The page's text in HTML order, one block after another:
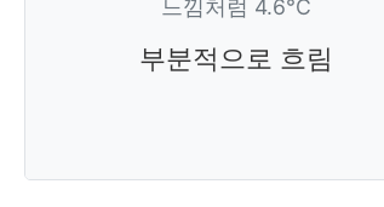
느낌처럼 4.6°C
부분적으로 흐림